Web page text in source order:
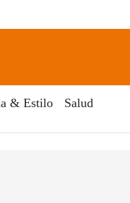
& Estilo Salud